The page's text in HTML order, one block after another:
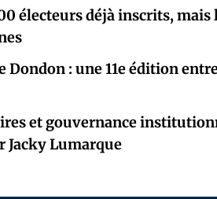
électeurs déjà inscrits,
Dondon : une 11e édition
et gouvernance
Jacky Lumarque